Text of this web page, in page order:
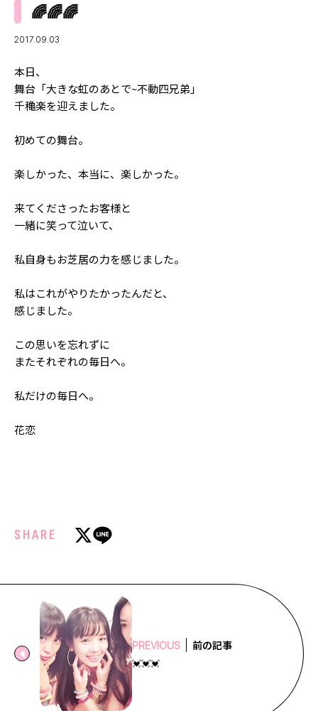
新規会員登録・ログイン
🌈🌈🌈
2017.09.03
本日、
舞台「大きな虹のあとで~不動四兄弟」
千穐楽を迎えました。
初めての舞台。
楽しかった、本当に、楽しかった。
来てくださったお客様と
一緒に笑って泣いて、
私自身もお芝居の力を感じました。
私はこれがやりたかったんだと、
感じました。
この思いを忘れずに
またそれぞれの毎日へ。
私だけの毎日へ。
花恋
SHARE
PREVIOUS 前の記事
💓💓💓